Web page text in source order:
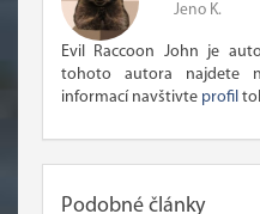
Jeno K.
Evil Raccoon John je
tohoto autora najdete
informací navštivte profil
Podobné články